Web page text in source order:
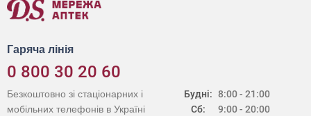
Гаряча лінія
0 800 30 20 60
Будні:
Сб:
8:00 - 21:00
9:00 - 20:00
Безкоштовно зі стаціонарних і
мобільних телефонів в Україні